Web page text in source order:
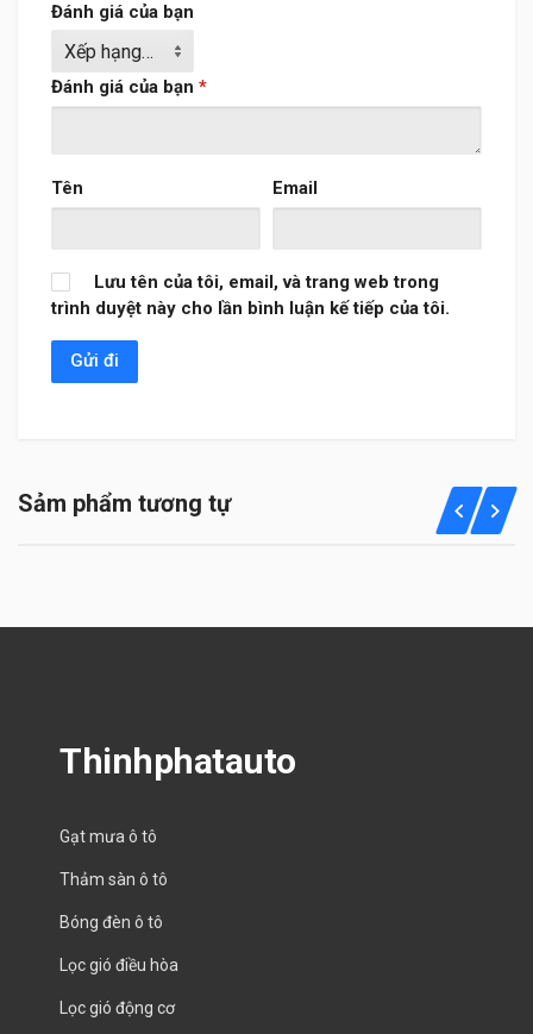
Đánh giá của bạn
Đánh giá của bạn *
Tên Email
Lưu tên của tôi, email, và trang web trong
trình duyệt này cho lần bình luận kế tiếp của tôi.
Sảm phẩm tương tự
Thinhphatauto
Gạt mưa ô tô
Thảm sàn ô tô
Bóng đèn ô tô
Lọc gió điều hòa
Lọc gió động cơ